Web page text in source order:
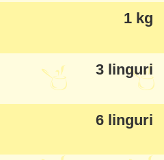
conțin multă piele,
ales aripioare de pui
întrebați de ce sunt
1 kg
3 linguri
6 linguri